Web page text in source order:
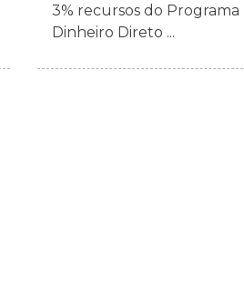
3% recursos do Programa
Dinheiro Direto ...